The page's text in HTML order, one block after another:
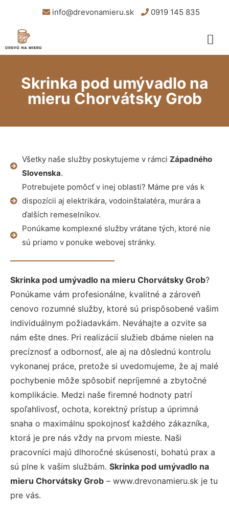
info@drevonamieru.sk 0919 145 835
Skrinka pod umývadlo na
mieru Chorvátsky Grob
Všetky naše služby poskytujeme v rámci Západného
Slovenska.
Potrebujete pomôcť v inej oblasti? Máme pre vás k
dispozícii aj elektrikára, vodoinštalatéra, murára a
ďalších remeselníkov.
Ponúkame komplexné služby vrátane tých, ktoré nie
sú priamo v ponuke webovej stránky.
Skrinka pod umývadlo na mieru Chorvátsky Grob?
Ponúkame vám profesionálne, kvalitné a zároveň
cenovo rozumné služby, ktoré sú prispôsobené vašim
individuálnym požiadavkám. Neváhajte a ozvite sa
nám ešte dnes. Pri realizácií služieb dbáme nielen na
precíznosť a odbornosť, ale aj na dôslednú kontrolu
vykonanej práce, pretože si uvedomujeme, že aj malé
pochybenie môže spôsobiť nepríjemné a zbytočné
komplikácie. Medzi naše firemné hodnoty patrí
spoľahlivosť, ochota, korektný prístup a úprimná
snaha o maximálnu spokojnosť každého zákazníka,
ktorá je pre nás vždy na prvom mieste. Naši
pracovníci majú dlhoročné skúsenosti, bohatú prax a
sú plne k vašim službám. Skrinka pod umývadlo na
mieru Chorvátsky Grob – www.drevonamieru.sk je tu
pre vás.